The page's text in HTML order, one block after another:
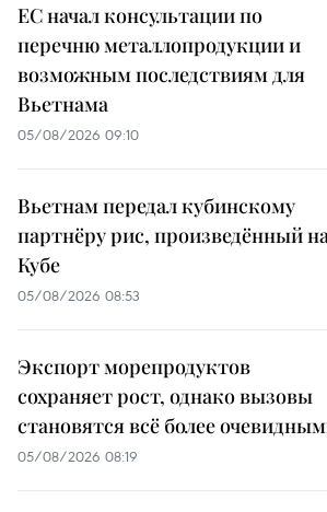
ЕС начал консультации по
перечню металлопродукции и
возможным последствиям для
Вьетнама
05/08/2026 09:10
Вьетнам передал кубинскому
партнёру рис, произведённый на
Кубе
05/08/2026 08:53
Экспорт морепродуктов
сохраняет рост, однако вызовы
становятся всё более
05/08/2026 08:19